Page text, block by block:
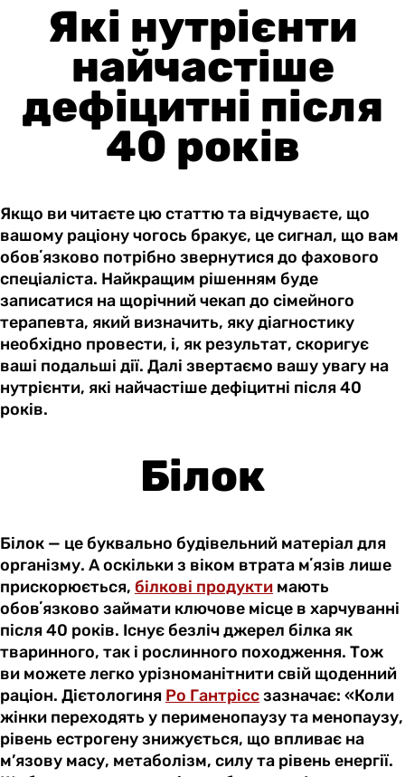
Які нутрієнти
найчастіше
дефіцитні після
40 років
Якщо ви читаєте цю статтю та відчуваєте, що
вашому раціону чогось бракує, це сигнал, що вам
обовʼязково потрібно звернутися до фахового
спеціаліста. Найкращим рішенням буде
записатися на щорічний чекап до сімейного
терапевта, який визначить, яку діагностику
необхідно провести, і, як результат, скоригує
ваші подальші дії. Далі звертаємо вашу увагу на
нутрієнти, які найчастіше дефіцитні після 40
років.
Білок
Білок — це буквально будівельний матеріал для
організму. А оскільки з віком втрата мʼязів лише
прискорюється, білкові продукти мають
обовʼязково займати ключове місце в харчуванні
після 40 років. Існує безліч джерел білка як
тваринного, так і рослинного походження. Тож
ви можете легко урізноманітнити свій щоденний
раціон. Дієтологиня Ро Гантріссзазначає: «Коли
жінки переходять у перименопаузу та менопаузу,
рівень естрогену знижується, що впливає на
м’язову масу, метаболізм, силу та рівень енергії.